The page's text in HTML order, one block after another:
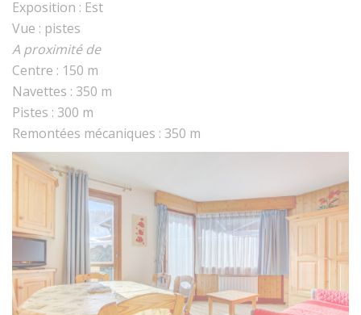
Exposition : Est
Vue : pistes
A proximité de
Centre : 150 m
Navettes : 350 m
Pistes : 300 m
Remontées mécaniques : 350 m